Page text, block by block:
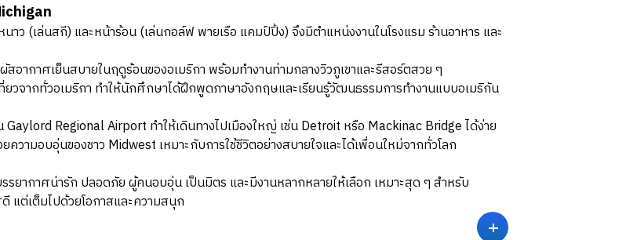
าว (เล่นสกี) และหน้าร้อน (เล่นกอล์ฟ พายเรือ แคมป์ปิ้ง) จึงมีตำแหน่งงานในโรงแรม ร้านอาหาร และ
ากาศเย็นสบายในฤดูร้อนของอเมริกา พร้อมทำงานท่ามกลางวิวภูเขาและรีสอร์ตสวย ๆ
ยวจากทั่วอเมริกา ทำให้นักศึกษาได้ฝึกพูดภาษาอังกฤษและเรียนรู้วัฒนธรรมการทำงานแบบอเมริกัน
Regional Airport ทำให้เดินทางไปเมืองใหญ่ เช่น Detroit หรือ Mackinac Bridge ได้ง่าย
วามอบอุ่นของชาว Midwest เหมาะกับการใช้ชีวิตอย่างสบายใจและได้เพื่อนใหม่จากทั่วโลก
ยากาศน่ารัก ปลอดภัย ผู้คนอบอุ่น เป็นมิตร และมีงานหลากหลายให้เลือก เหมาะสุด ๆ สำหรับ
แต่เต็มไปด้วยโอกาสและความสนุก
+